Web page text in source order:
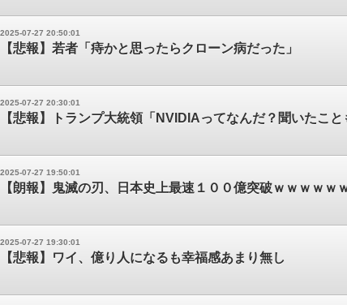
2025-07-27 20:50:01
【悲報】若者「痔かと思ったらクローン病だった」
2025-07-27 20:30:01
【悲報】トランプ大統領「NVIDIAってなんだ？聞いたこと
2025-07-27 19:50:01
【朗報】鬼滅の刃、日本史上最速１００億突破ｗｗｗｗｗ
2025-07-27 19:30:01
【悲報】ワイ、億り人になるも幸福感あまり無し